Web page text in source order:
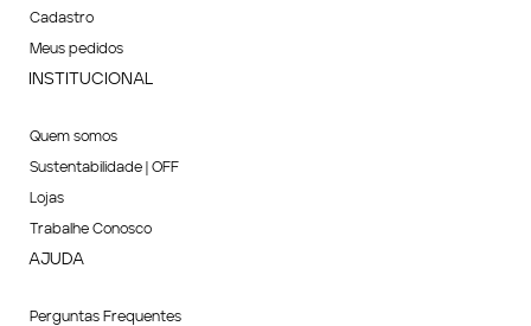
Cadastro
Meus pedidos
INSTITUCIONAL
Quem somos
Sustentabilidade | OFF
Lojas
Trabalhe Conosco
AJUDA
Perguntas Frequentes